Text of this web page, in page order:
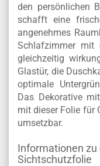
den persönlichen
schafft eine
angenehmes
Schlafzimmer mit
gleichzeitig
Glastür, die
optimale
Das Dekorative
mit dieser Folie für
umsetzbar.
Informationen
Sichtschutzfolie